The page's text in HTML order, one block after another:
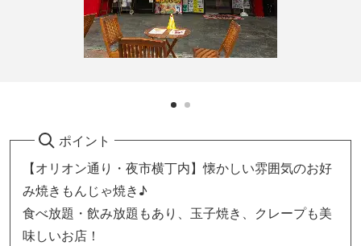
ポイント
【オリオン通り・夜市横丁内】懐かしい雰囲気のお好
み焼きもんじゃ焼き♪
食べ放題・飲み放題もあり、玉子焼き、クレープも美
味しいお店！